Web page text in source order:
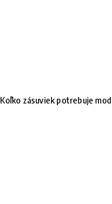
Koľko zásuviek potrebuje